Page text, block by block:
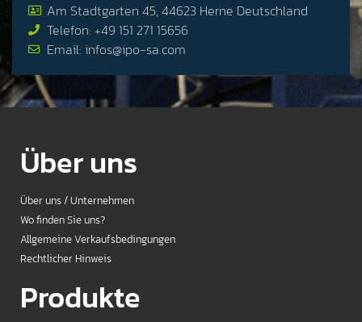
Am Stadtgarten 45, 44623 Herne Deutschland
Telefon: +49 151 271 15656
Email: infos@ipo-sa.com
Über uns
Über uns / Unternehmen
Wo finden Sie uns?
Allgemeine Verkaufsbedingungen
Rechtlicher Hinweis
Produkte